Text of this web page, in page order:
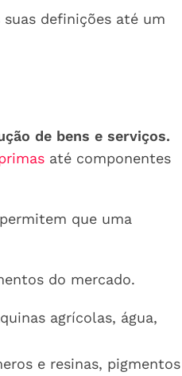
definições até um
de bens e serviços.
até componentes
que uma
do mercado.
agrícolas, água,
e resinas, pigmentos